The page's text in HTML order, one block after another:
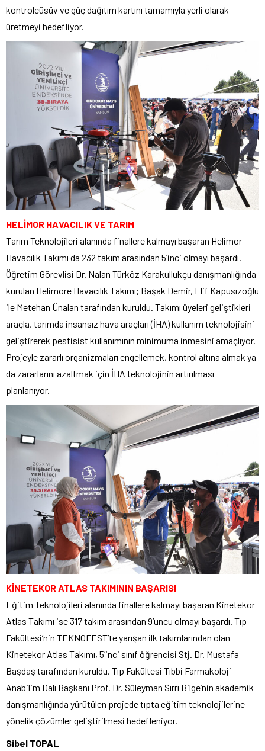
kontrolcüsüv ve güç dağıtım kartını tamamıyla yerli olarak
üretmeyi hedefliyor.
HELİMOR HAVACILIK VE TARIM
Tarım Teknolojileri alanında finallere kalmayı başaran Helimor
Havacılık Takımı da 232 takım arasından 5’inci olmayı başardı.
Öğretim Görevlisi Dr. Nalan Türköz Karakullukçu danışmanlığında
kurulan Helimore Havacılık Takımı; Başak Demir, Elif Kapusızoğlu
ile Metehan Ünalan tarafından kuruldu. Takımı üyeleri geliştikleri
araçla, tarımda insansız hava araçları (İHA) kullanım teknolojisini
geliştirerek pestisist kullanımının minimuma inmesini amaçlıyor.
Projeyle zararlı organizmaları engellemek, kontrol altına almak ya
da zararlarını azaltmak için İHA teknolojinin artırılması
planlanıyor.
KİNETEKOR ATLAS TAKIMININ BAŞARISI
Eğitim Teknolojileri alanında finallere kalmayı başaran Kinetekor
Atlas Takımı ise 317 takım arasından 9’uncu olmayı başardı. Tıp
Fakültesi’nin TEKNOFEST’te yarışan ilk takımlarından olan
Kinetekor Atlas Takımı, 5’inci sınıf öğrencisi Stj. Dr. Mustafa
Başdaş tarafından kuruldu. Tıp Fakültesi Tıbbi Farmakoloji
Anabilim Dalı Başkanı Prof. Dr. Süleyman Sırrı Bilge’nin akademik
danışmanlığında yürütülen projede tıpta eğitim teknolojilerine
yönelik çözümler geliştirilmesi hedefleniyor.
Sibel TOPAL